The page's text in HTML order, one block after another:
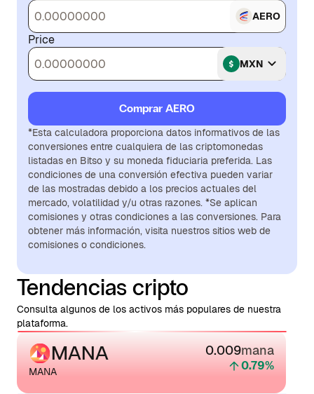
AERO
Price
MXN
Comprar AERO
*Esta calculadora proporciona datos informativos de las
conversiones entre cualquiera de las criptomonedas
listadas en Bitso y su moneda fiduciaria preferida. Las
condiciones de una conversión efectiva pueden variar
de las mostradas debido a los precios actuales del
mercado, volatilidad y/u otras razones. *Se aplican
comisiones y otras condiciones a las conversiones. Para
obtener más información, visita nuestros sitios web de
comisiones o condiciones.
Tendencias cripto
Consulta algunos de los activos más populares de nuestra
plataforma.
MANA
MANA
0.009mana
0.79%